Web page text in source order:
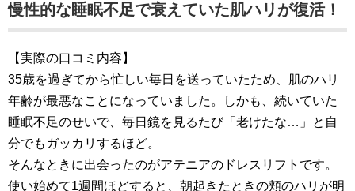
慢性的な睡眠不足で衰えていた肌ハリが復活！
【実際の口コミ内容】
35歳を過ぎてから忙しい毎日を送っていたため、肌のハリ
年齢が最悪なことになっていました。しかも、続いていた
睡眠不足のせいで、毎日鏡を見るたび「老けたな…」と自
分でもガッカリするほど。
そんなときに出会ったのがアテニアのドレスリフトです。
使い始めて1週間ほどすると、朝起きたときの頬のハリが明